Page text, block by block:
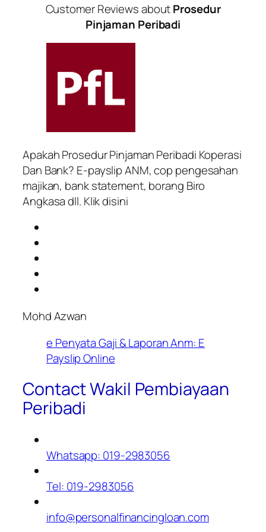
Customer Reviews aboutProsedur
Pinjaman Peribadi
Apakah Prosedur Pinjaman Peribadi Koperasi
Dan Bank? E-payslip ANM, cop pengesahan
majikan, bank statement, borang Biro
Angkasa dll. Klik disini
Mohd Azwan
e Penyata Gaji & Laporan Anm: E
Payslip Online
Contact Wakil Pembiayaan
Peribadi
Whatsapp: 019-2983056
Tel: 019-2983056
info@personalfinancingloan.com